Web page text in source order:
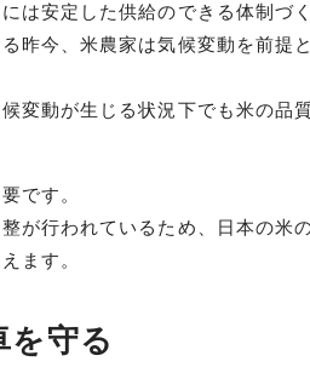
は安定した供給のできる体制づ
昨今、米農家は気候変動を前提
変動が生じる状況下でも米の品
です。
が行われているため、日本の米
ます。
を守る